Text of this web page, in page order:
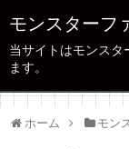
モンスターフ
当サイトはモンス
ます。
ホーム モン